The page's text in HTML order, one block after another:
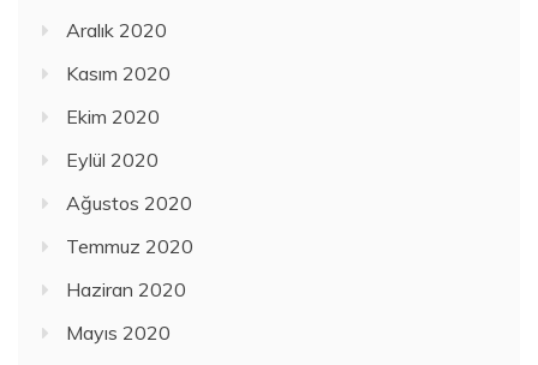
Aralık 2020
Kasım 2020
Ekim 2020
Eylül 2020
Ağustos 2020
Temmuz 2020
Haziran 2020
Mayıs 2020